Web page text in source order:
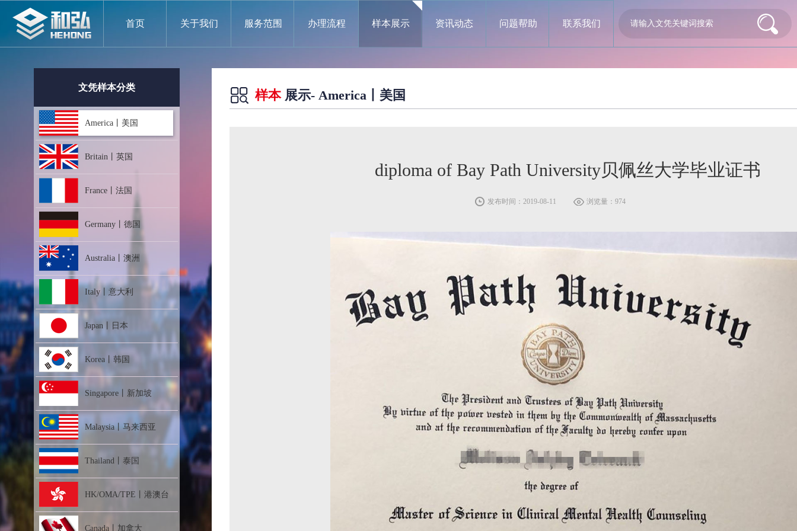
首页 关于我们 服务范围 办理流程 样本展示 资讯动态 问题帮助 联系我们
文凭样本分类
America丨美国
Britain丨英国
France丨法国
Germany丨德国
Australia丨澳洲
Italy丨意大利
Japan丨日本
Korea丨韩国
Singapore丨新加坡
Malaysia丨马来西亚
Thailand丨泰国
HK/OMA/TPE丨港澳台
Canada丨加拿大
样本 展示- America丨美国
diploma of Bay Path University贝佩丝大学毕业证书
发布时间：2019-08-11 浏览量：974